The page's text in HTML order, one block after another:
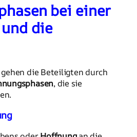
bei einer
die
die Beteiligten durch
, die sie